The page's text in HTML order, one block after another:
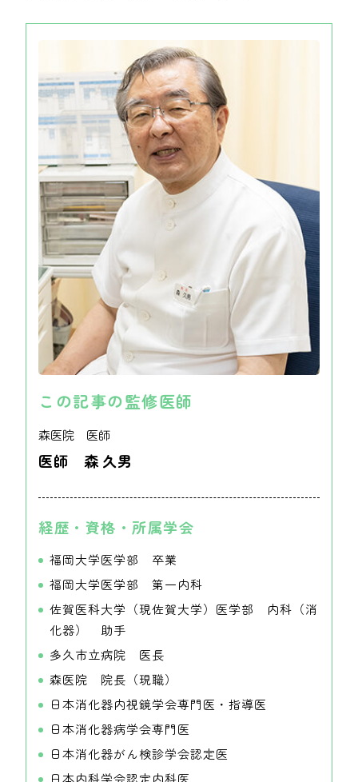
この記事の監修医師
森医院 医師
医師 森 久男
経歴・資格・所属学会
福岡大学医学部 卒業
福岡大学医学部 第一内科
佐賀医科大学（現佐賀大学）医学部 内科（消
化器） 助手
多久市立病院 医長
森医院 院長（現職）
日本消化器内視鏡学会専門医・指導医
日本消化器病学会専門医
日本消化器がん検診学会認定医
日本内科学会認定内科医